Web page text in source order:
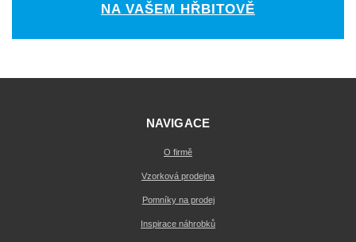
NA VAŠEM HŘBITOVĚ
NAVIGACE
O firmě
Vzorková prodejna
Pomníky na prodej
Inspirace náhrobků